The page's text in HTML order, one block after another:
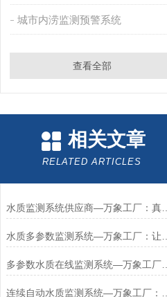
城市内涝监测预警系统
查看全部
相关文章
RELATED ARTICLES
水质监测系统供应商—万象工厂：真的很好用的河道水质在线监测系统#【2024+
多参数水质在线监测系统—万象工厂：让客户省心的水文水生态监测系统#